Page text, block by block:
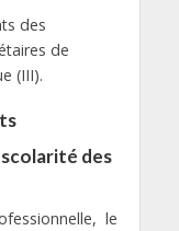
des
de
(III).
des
le